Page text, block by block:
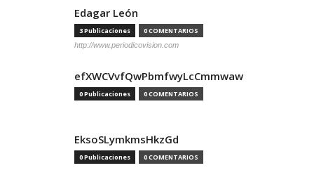
Edagar León
3 Publicaciones 0 COMENTARIOS
http://www.periodicovision.com
efXWCVvfQwPbmfwyLcCmmwaw
0 Publicaciones 0 COMENTARIOS
EksoSLymkmsHkzGd
0 Publicaciones 0 COMENTARIOS